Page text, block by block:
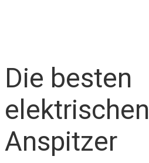
Die besten
elektrischen
Anspitzer